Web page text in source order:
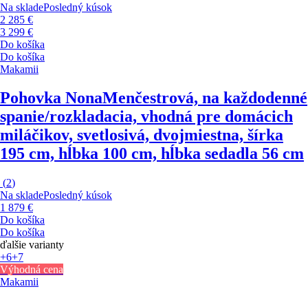
Na skladePosledný kúsok
2 285 €
3 299 €
Do košíka
Do košíka
Makamii
Pohovka NonaMenčestrová, na každodenné
spanie/rozkladacia, vhodná pre domácich
miláčikov, svetlosivá, dvojmiestna, šírka
195 cm, hĺbka 100 cm, hĺbka sedadla 56 cm
(2)
Na skladePosledný kúsok
1 879 €
Do košíka
Do košíka
ďalšie varianty
+6+7
Výhodná cena
Makamii